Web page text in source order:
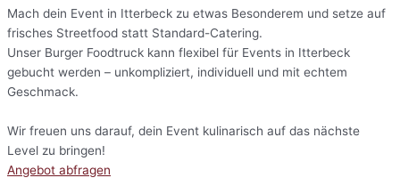
Mach dein Event in Itterbeck zu etwas Besonderem und setze auf
frisches Streetfood statt Standard-Catering.
Unser Burger Foodtruck kann flexibel für Events in Itterbeck
gebucht werden – unkompliziert, individuell und mit echtem
Geschmack.
Wir freuen uns darauf, dein Event kulinarisch auf das nächste
Level zu bringen!
Angebot abfragen